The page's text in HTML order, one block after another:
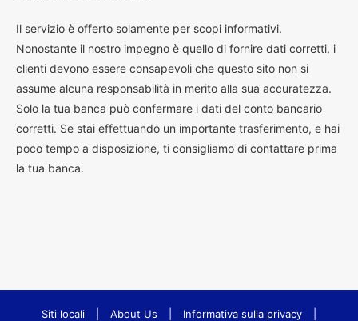
Il servizio è offerto solamente per scopi informativi.
Nonostante il nostro impegno è quello di fornire dati corretti, i
clienti devono essere consapevoli che questo sito non si
assume alcuna responsabilità in merito alla sua accuratezza.
Solo la tua banca può confermare i dati del conto bancario
corretti. Se stai effettuando un importante trasferimento, e hai
poco tempo a disposizione, ti consigliamo di contattare prima
la tua banca.
Siti locali About Us Informativa sulla privacy